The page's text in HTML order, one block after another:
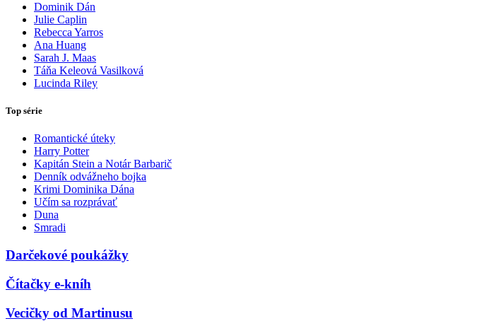
Dominik Dán
Julie Caplin
Rebecca Yarros
Ana Huang
Sarah J. Maas
Táňa Keleová Vasilková
Lucinda Riley
Top série
Romantické úteky
Harry Potter
Kapitán Stein a Notár Barbarič
Denník odvážneho bojka
Krimi Dominika Dána
Učím sa rozprávať
Duna
Smradi
Darčekové poukážky
Čítačky e-kníh
Vecičky od Martinusu